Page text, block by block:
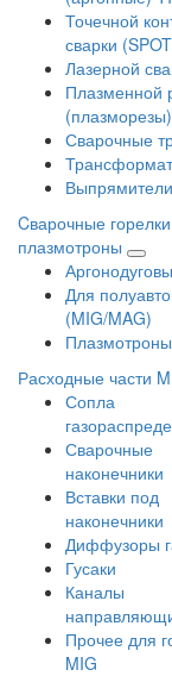
Точечной
сварки
Лазерной
Плазменной
(плазморезы)
Сварочные
Выпрямители
Cварочные
плазмотроны
Для
(MIG/MAG)
Плазмотроны
Расходные части
Сопла
Сварочные
наконечники
Вставки под
наконечники
Диффузоры
Гусаки
Каналы
Прочее для
MIG